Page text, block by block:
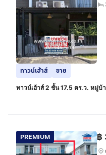
ทาวน์เฮ้าส์ ขาย
ทาวน์เฮ้าส์ 2 ชั้น 17.5 ตร.ว. หมู่บ้
PREMIUM ฿